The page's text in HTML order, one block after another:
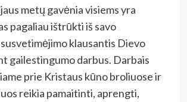
metų gavėnia visiems yra
pagaliau ištrūkti iš savo
klausantis Dievo
gailestingumo darbus. Darbais
prie Kristaus kūno broliuose ir
reikia pamaitinti, aprengti,